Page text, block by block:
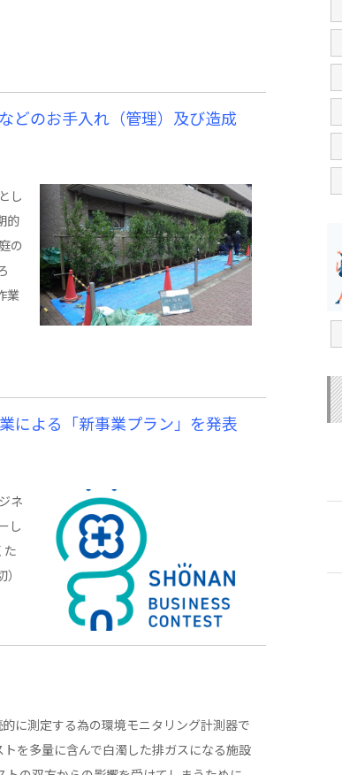
どのお手入れ（管理）及び造成
し
的
の
業
による「新事業プラン」を発表
ネ
し
た
に測定する為の環境モニタリング計測器で
を多量に含んで白濁した排ガスになる施設